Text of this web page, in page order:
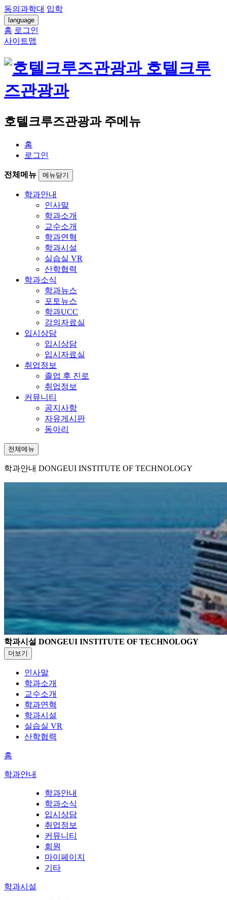
동의과학대 입학
language
홈 로그인
사이트맵
호텔크루
즈관광과
호텔크루즈관광과 주메뉴
홈
로그인
전체메뉴 메뉴닫기
학과안내
인사말
학과소개
교수소개
학과연혁
학과시설
실습실 VR
산학협력
학과소식
학과뉴스
포토뉴스
학과UCC
강의자료실
입시상담
입시상담
입시자료실
취업정보
졸업 후 진로
취업정보
커뮤니티
공지사항
자유게시판
동아리
전체메뉴
학과안내 DONGEUI INSTITUTE OF TECHNOLOGY
학과시설 DONGEUI INSTITUTE OF TECHNOLOGY
더보기
인사말
학과소개
교수소개
학과연혁
학과시설
실습실 VR
산학협력
홈
학과안내
학과안내
학과소식
입시상담
취업정보
커뮤니티
회원
마이페이지
기타
학과시설